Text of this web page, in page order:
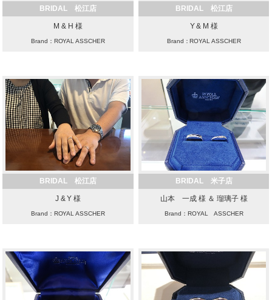
BRIDAL 松江店
M & H 様
Brand：ROYAL ASSCHER
BRIDAL 松江店
Y & M 様
Brand：ROYAL ASSCHER
BRIDAL 松江店
J & Y 様
Brand：ROYAL ASSCHER
BRIDAL 米子店
山本 一成 様 ＆ 瑠璃子 様
Brand：ROYAL ASSCHER